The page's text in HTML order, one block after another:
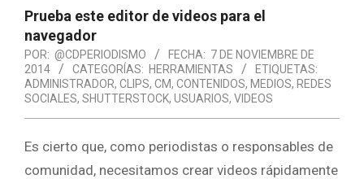
Prueba este editor de videos para el
navegador
POR: @CDPERIODISMO FECHA: 7 DE NOVIEMBRE DE
2014
CATEGORÍAS: HERRAMIENTAS
ETIQUETAS:
ADMINISTRADOR, CLIPS, CM, CONTENIDOS, MEDIOS, REDES
SOCIALES, SHUTTERSTOCK, USUARIOS, VIDEOS
Es cierto que, como periodistas o responsables de
comunidad, necesitamos crear videos rápidamente